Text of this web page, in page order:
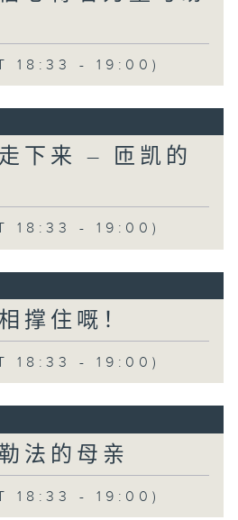
18:33 - 19:00)
下来 – 匝凯的
18:33 - 19:00)
撑住嘅！
18:33 - 19:00)
法的母亲
18:33 - 19:00)